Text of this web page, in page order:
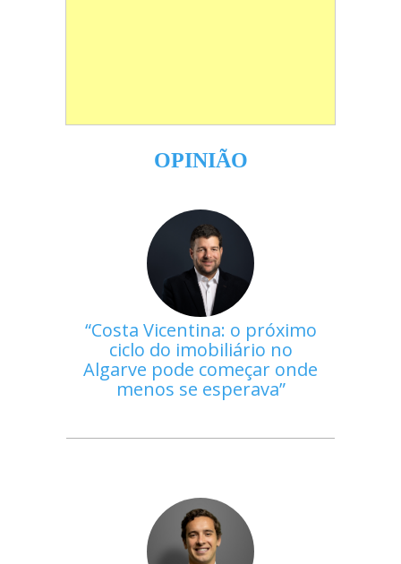
OPINIÃO
Costa Vicentina: o próximo
ciclo do imobiliário no
Algarve pode começar onde
menos se esperava